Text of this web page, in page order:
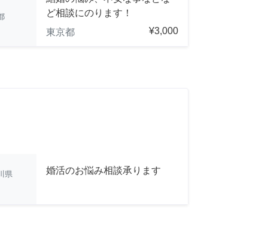
ど相談にのります！
東京都
¥3,000
県 婚活のお悩み相談承ります